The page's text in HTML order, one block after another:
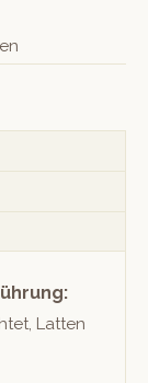
Lat­ten